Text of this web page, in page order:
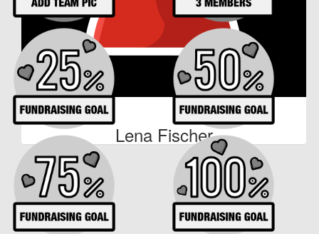
€53
Andreas Mürmann
€25
Lena Fischer